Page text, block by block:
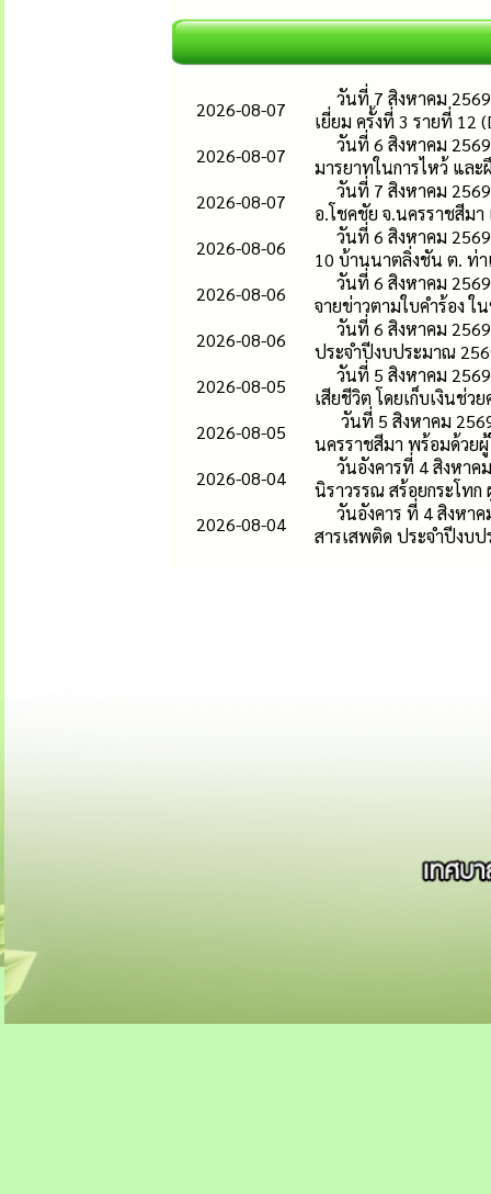
2026-08-07
วันที่ 7 สิงหาคม
เยี่ยม ครั้งที่ 3 รายที่ 12
2026-08-07
วันที่ 6 สิงหาคม
มารยาทในการไหว้ และ
2026-08-07
วันที่ 7 สิงหาคม
อ.โชคชัย จ.นครราชสีม
2026-08-06
วันที่ 6 สิงหาคม
10 บ้านนาตลิ่งชัน ต. ท่า
2026-08-06
วันที่ 6 สิงหาคม
จายข่าวตามใบคำร้อง
2026-08-06
วันที่ 6 สิงหาคม
ประจำปีงบประมาณ
2026-08-05
วันที่ 5 สิงหาคม
เสียชีวิต โดยเก็บเงินช่
2026-08-05
วันที่ 5 สิงหาคม
นครราชสีมา พร้อมด้ว
2026-08-04
วันอังคารที่ 4 สิงหา
นิราวรรณ สร้อยกระโท
2026-08-04
วันอังคาร ที่ 4 สิงหา
สารเสพติด ประจำปีงบ